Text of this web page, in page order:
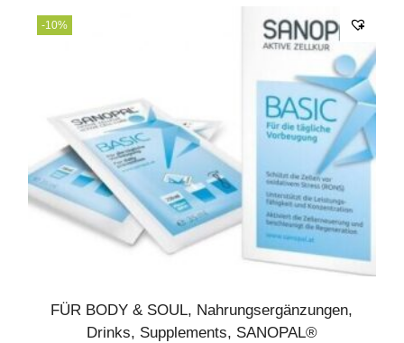
-10%
FÜR BODY & SOUL, Nahrungsergänzungen,
Drinks, Supplements, SANOPAL®